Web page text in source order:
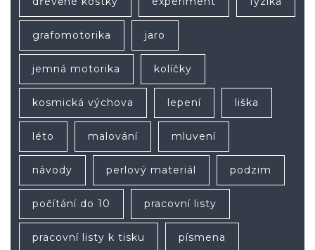
grafomotorika jaro
jemná motorika kolíčky
kosmická výchova lepení liška
léto malování mluvení
návody perlový materiál podzim
počítání do 10 pracovní listy
pracovní listy k tisku písmena